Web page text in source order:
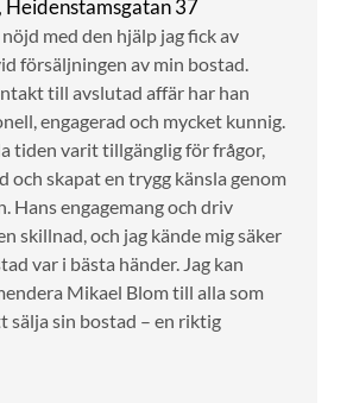
37
med den hjälp jag fick av
försäljningen av min bostad.
till avslutad affär har han
engagerad och mycket kunnig.
tiden varit tillgänglig för frågor,
och skapat en trygg känsla genom
Hans engagemang och driv
skillnad, och jag kände mig säker
var i bästa händer. Jag kan
Mikael Blom till alla som
sälja sin bostad – en riktig